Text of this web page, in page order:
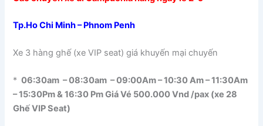
Tp.Ho Chi Minh – Phnom Penh
Xe 3 hàng ghế (xe VIP seat) giá khuyến mại chuyến
* 06:30am – 08:30am – 09:00Am – 10:30 Am – 11:30Am
– 15:30Pm & 16:30 Pm Giá Vé 500.000 Vnd /pax (xe 28
Ghế VIP Seat)